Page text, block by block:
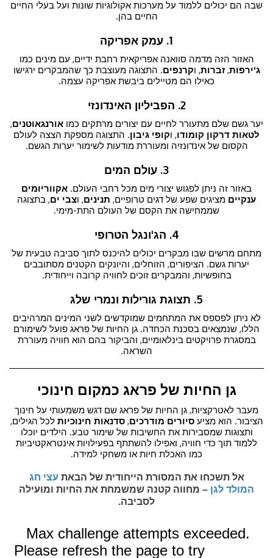
שבה הם יכולים ללמוד על מערכות אקולוגיות שונות ועל בעלי החיים
החיים בהן.
1. עמק אפריקה
האזור הזה מדמה סוואנה אפריקאית רחבת ידיים, עם מינים כמו
ג'ירפות,זברות, וקרנפים. התצוגה מעוצבת כך שהמבקרים ירגישו
כאילו הם מטיילים ביבשת אפריקה עצמה.
2. הפביליון האינדונזי
יער גשם שלם מתעורר לחיים עם יצורים מרתקים כמואורנגאוטנים,
לטאות דרקון קומודו, וקופי גיבון. התצוגה מספקת הצצה לעולם
הקסום של אינדונזיה ומעוררת מודעות לשימור יערות הגשם.
3. עולם המים
באזור זה ניתן לפגוש יצורי מים מכל רחבי העולם. אקווריומים
ענקיים מציגים שפע של דגים טרופיים, תנינים, וצבי ים, בתצוגה
שממחישה את הקסם של העולם התת-מימי.
4. הג'ונגל הטרופי
מתחם מרשים שבו מבקרים יכולים להיכנס לתוך סביבה טבעית של
יערות גשם. הציפורים, הזוחלים, והיונקים הקטנים מסתובבים
בחופשיות, והמבקרים זוכים לחוויה קרובה וייחודית.
5. תצוגת גורילות ונמרי שלג
לא ניתן לפספס את המתחמים שמוקדשים לשני המינים המרהיבים
הללו, שנמצאים בסכנת הכחדה. גן החיות של פראג פועל לשימורם
במסגרת פרויקטים בינלאומיים, והביקור בהם הוא חוויה מעוררת
השראה.
גן החיות של פראג כמקום חינוכי
מעבר לאטרקציות, גן החיות של פראג שם דגש משמעותי על חינוך
הציבור. הוא מציעסיורים מודרכים,סדנאות חינוכיות לכל הגילים,
ותצוגות שמסבירות את החשיבות של שימור טבע. הילדים יוכלו
ללמוד תוך כדי חוויה, ואפילו להשתתף בפעילויות אינטראקטיביות
כמו האכלת חיות או משחקי למידה.
אל תשכחו את המסורת הייחודית של הבאת עצי חג
המולד לגן – מחווה קטנה שמשמחת את החיות ומועילה
לסביבה.